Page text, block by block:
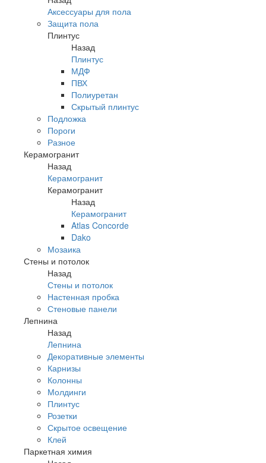
Аксессуары для пола
Защита пола
Плинтус
Назад
Плинтус
МДФ
ПВХ
Полиуретан
Скрытый плинтус
Подложка
Пороги
Разное
Керамогранит
Назад
Керамогранит
Керамогранит
Назад
Керамогранит
Atlas Concorde
Dako
Мозаика
Стены и потолок
Назад
Стены и потолок
Настенная пробка
Стеновые панели
Лепнина
Назад
Лепнина
Декоративные элементы
Карнизы
Колонны
Молдинги
Плинтус
Розетки
Скрытое освещение
Клей
Паркетная химия